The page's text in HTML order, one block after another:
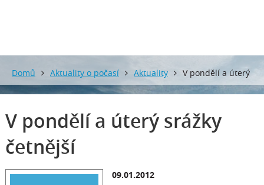
Domů Aktuality o počasí Aktuality V pondělí a úterý
srážky četnější
V pondělí a úterý srážky
četnější
09.01.2012